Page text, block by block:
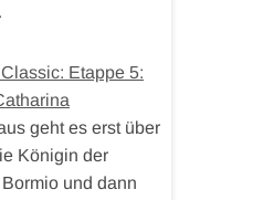
Etappe 5:
geht es erst über
Königin der
und dann